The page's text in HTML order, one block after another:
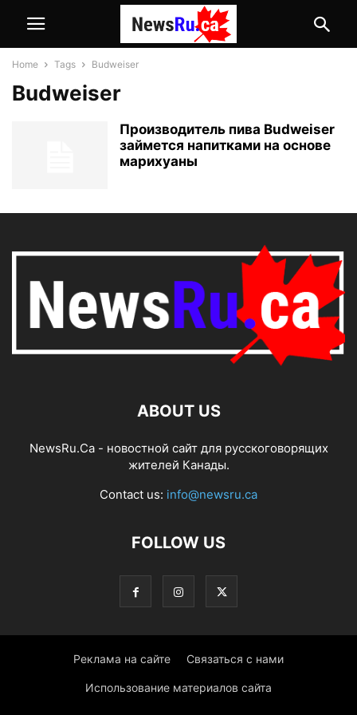
Home Tags Budweiser
Budweiser
Производитель пива Budweiser
займется напитками на основе
марихуаны
ABOUT US
NewsRu.Ca - новостной сайт для русскоговорящих
жителей Канады.
Contact us: info@newsru.ca
FOLLOW US
Реклама на сайте Связаться с нами
Использование материалов сайта